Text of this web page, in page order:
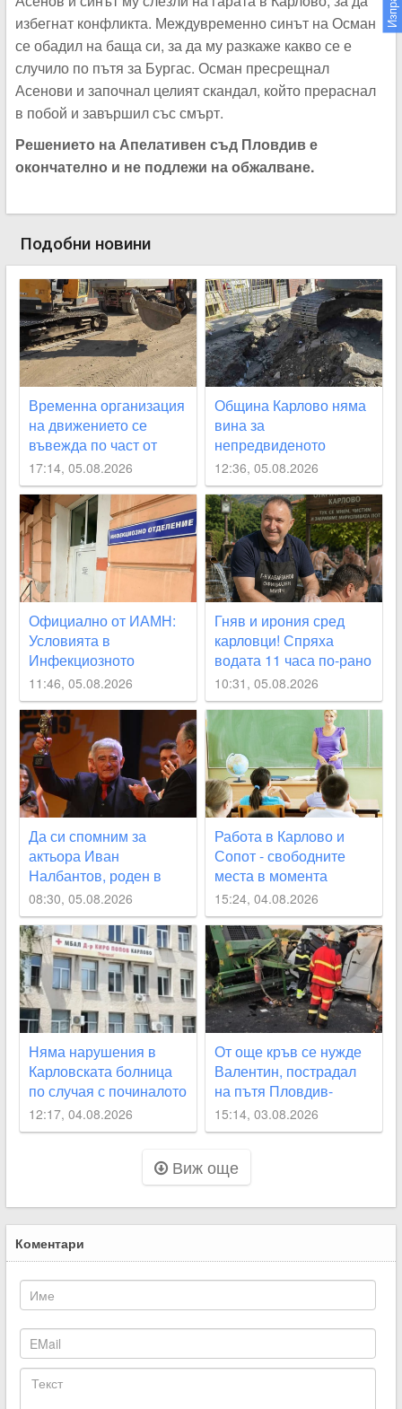
избегнат конфликта. Междувременно синът на Осман
се обадил на баща си, за да му разкаже какво се е
случило по пътя за Бургас. Осман пресрещнал
Асенови и започнал целият скандал, който прераснал
в побой и завършил със смърт.
Решението на Апелативен съд Пловдив е
окончателно и не подлежи на обжалване.
Подобни новини
Временна организация
на движението се
въвежда по част от
улица „Юмрукчал“
17:14, 05.08.2026
Община Карлово няма
вина за
непредвиденото
спиране на водата, но
се извинява на
гражданите
12:36, 05.08.2026
Официално от ИАМН:
Условията в
Инфекциозното
отделение в
карловската болница
са “изключително
лоши“
11:46, 05.08.2026
Гняв и ирония сред
карловци! Спряха
водата 11 часа по-рано
от обявеното
10:31, 05.08.2026
Да си спомним за
актьора Иван
Налбантов, роден в
Карловско на днешната
дата
08:30, 05.08.2026
Работа в Карлово и
Сопот - свободните
места в момента
15:24, 04.08.2026
Няма нарушения в
Карловската болница
по случая с починалото
бебе
12:17, 04.08.2026
От още кръв се нужде
Валентин, пострадал
на пътя Пловдив-
Карлово
15:14, 03.08.2026
Виж още
Коментари